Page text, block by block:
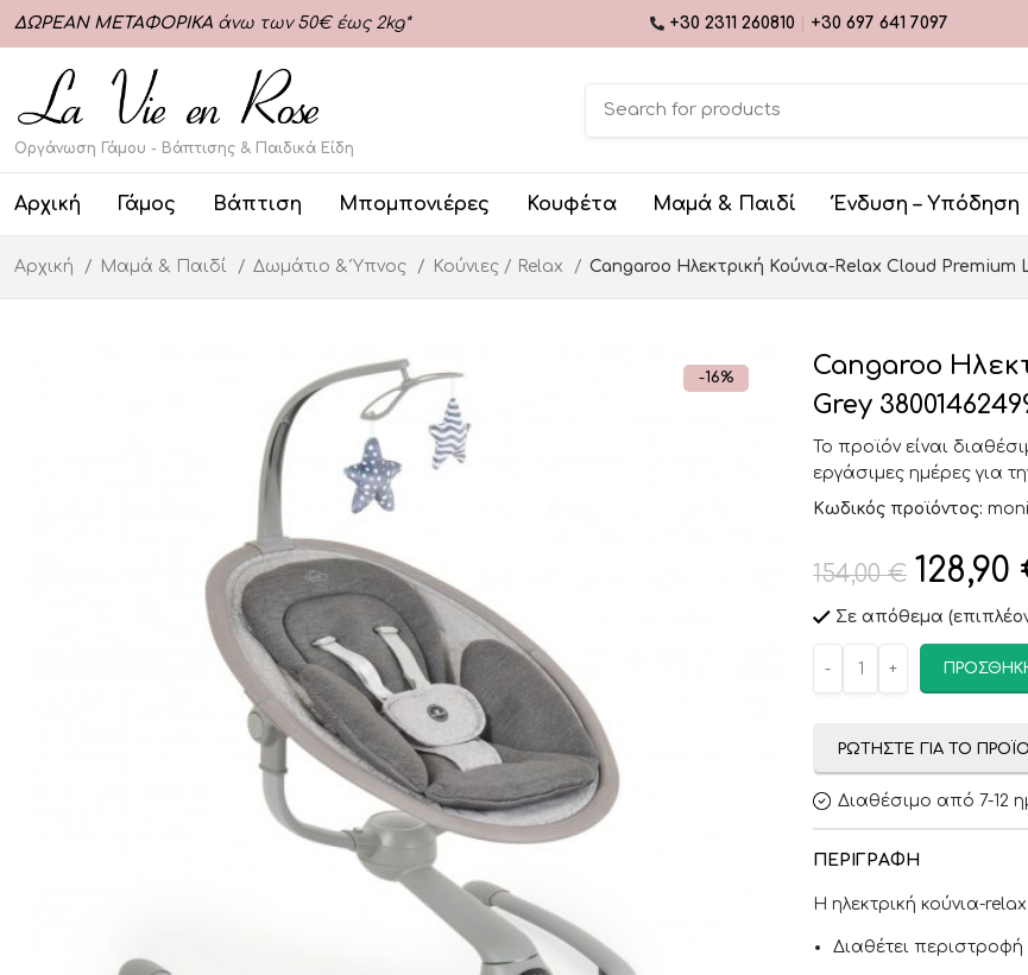
ΔΩΡΕΑΝ ΜΕΤΑΦΟΡΙΚΑ άνω των 50€ έως 2kg* +30 2311 260810 +30 697 641 7097
Οργάνωση Γάμου - Βάπτισης & Παιδικά Είδη
Αρχική Γάμος Βάπτιση Μπομπονιέρες Κουφέτα Μαμά & Παιδί Ένδυση – Υπόδηση
Αρχική Μαμά & Παιδί Δωμάτιο & Ύπνος Κούνιες / Relax Cangaroo Ηλεκτρική Κούνια-Relax Cloud Premium
-16%
Cangaroo
Grey
Το προϊόν είναι
εργάσιμες ημέρες για
Κωδικός προϊόντος:
154,00€ 128,90
Σε απόθεμα
ΡΩΤΉΣΤΕ ΓΙΑ ΤΟ
Διαθέσιμο από 7-12
ΠΕΡΙΓΡΑΦΉ
Η ηλεκτρική κούνια-
Διαθέτει